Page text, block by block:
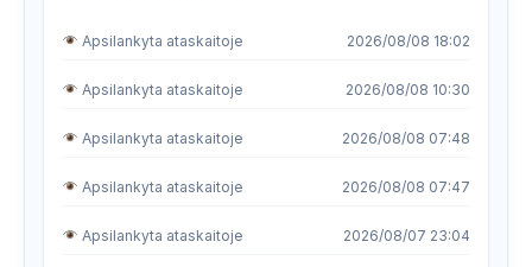
Apsilankyta ataskaitoje 2026/08/08 18:02
Apsilankyta ataskaitoje 2026/08/08 10:30
Apsilankyta ataskaitoje 2026/08/08 07:48
Apsilankyta ataskaitoje 2026/08/08 07:47
Apsilankyta ataskaitoje 2026/08/07 23:04